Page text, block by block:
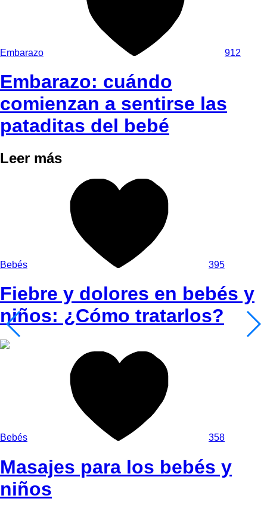
Embarazo 912
Embarazo: cuándo
comienzan a sentirse las
pataditas del bebé
Leer más
Bebés 395
Fiebre y dolores en bebés y
niños: ¿Cómo tratarlos?
Bebés 358
Masajes para los bebés y
niños